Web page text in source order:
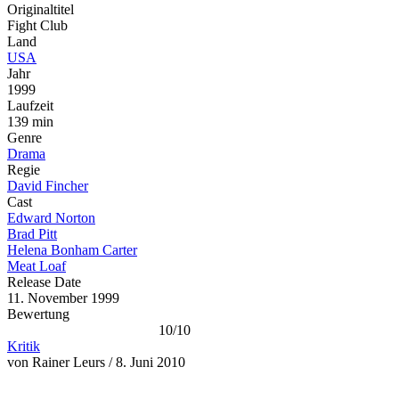
Originaltitel
Fight Club
Land
USA
Jahr
1999
Laufzeit
139 min
Genre
Drama
Regie
David Fincher
Cast
Edward Norton
Brad Pitt
Helena Bonham Carter
Meat Loaf
Release Date
11. November 1999
Bewertung
10/10
Kritik
von Rainer Leurs / 8. Juni 2010